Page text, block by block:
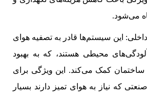
می‌شود.
این سیستم‌ها قادر به تصفیه هوای
محیطی هستند، که به بهبود
کمک می‌کند. این ویژگی برای
که نیاز به هوای تمیز دارند بسیار